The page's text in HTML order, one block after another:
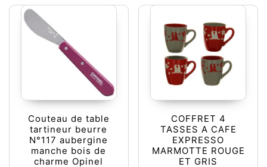
Couteau de table
tartineur beurre
N°117 aubergine
manche bois de
charme Opinel
COFFRET 4
TASSES A CAFE
EXPRESSO
MARMOTTE ROUGE
ET GRIS